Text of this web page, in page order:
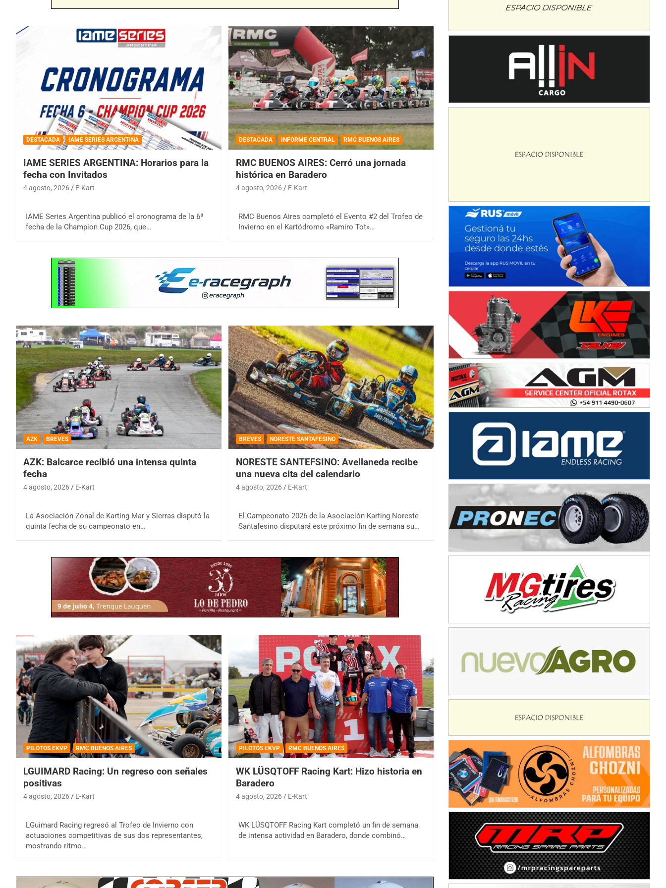
DESTACADA IAME SERIES ARGENTINA
IAME SERIES ARGENTINA: Horarios para la
fecha con Invitados
4 agosto, 2026 E-Kart
IAME Series Argentina publicó el cronograma de la 6ª
fecha de la Champion Cup 2026, que…
DESTACADA INFORME CENTRAL RMC BUENOS AIRES
RMC BUENOS AIRES: Cerró una jornada
histórica en Baradero
4 agosto, 2026 E-Kart
RMC Buenos Aires completó el Evento #2 del Trofeo de
Invierno en el Kartódromo «Ramiro Tot»…
AZK BREVES
AZK: Balcarce recibió una intensa quinta
fecha
4 agosto, 2026 E-Kart
La Asociación Zonal de Karting Mar y Sierras disputó la
quinta fecha de su campeonato en…
BREVES NORESTE SANTAFESINO
NORESTE SANTEFSINO: Avellaneda recibe
una nueva cita del calendario
4 agosto, 2026 E-Kart
El Campeonato 2026 de la Asociación Karting Noreste
Santafesino disputará este próximo fin de semana su…
PILOTOS EKVP RMC BUENOS AIRES
LGUIMARD Racing: Un regreso con señales
positivas
4 agosto, 2026 E-Kart
LGuimard Racing regresó al Trofeo de Invierno con
actuaciones competitivas de sus dos representantes,
mostrando ritmo…
PILOTOS EKVP RMC BUENOS AIRES
WK LÜSQTOFF Racing Kart: Hizo historia en
Baradero
4 agosto, 2026 E-Kart
WK LÜSQTOFF Racing Kart completó un fin de semana
de intensa actividad en Baradero, donde combinó…
Trenque Lauquen (Buenos Aires)
ENTRERRIANO - F6 (POSTERGADA)
El Cerro (Tierra)
Gral. E. Godoy (Río Negro)
NORESTE SANTAFESINO - F6
Ciudad de Avellaneda (Asfalto)
Avellaneda (Santa Fe)
SUR SANTAFESINO - F4
Rufino (Santa Fe)
Juan Navarro (Asfalto)
El Timbó (Tucumán)